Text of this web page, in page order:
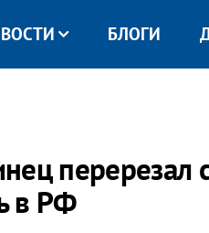
БЛОГИ
перерезал
в РФ